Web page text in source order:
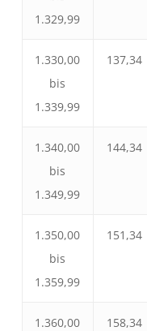
1.329,99
1.330,00
bis
1.339,99
137,34
1.340,00
bis
1.349,99
144,34
1.350,00
bis
1.359,99
151,34
1.360,00
158,34